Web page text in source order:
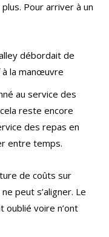
Pour arriver à un
débordait de
à la manœuvre
au service des
reste encore
des repas en
entre temps.
de coûts sur
peut s’aligner. Le
oublié voire n’ont